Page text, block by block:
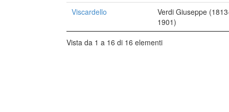
Viscardello
Verdi Giuseppe
1901)
Vista da 1 a 16 di 16 elementi